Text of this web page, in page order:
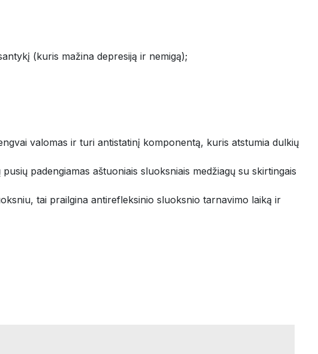
(kuris mažina depresiją ir nemigą);
valomas ir turi antistatinį komponentą, kuris atstumia dulkių
padengiamas aštuoniais sluoksniais medžiagų su skirtingais
tai prailgina antirefleksinio sluoksnio tarnavimo laiką ir